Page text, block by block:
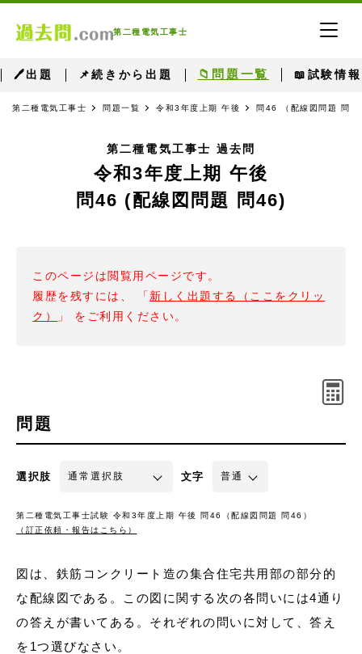
第二種電気工事士
🖊出題 📌続きから出題 📁問題一覧 📖試験情報
第二種電気工事士 問題一覧 令和3年度上期 午後 問46 （配線図問題 問
第二種電気工事士 過去問
令和3年度上期 午後
問46 (配線図問題 問46)
このページは閲覧用ページです。
履歴を残すには、 「 新しく出題する（ここをクリッ
ク）
」 をご利用ください。
問題
選択肢 文字
第二種電気工事士試験 令和3年度上期 午後 問46（配線図問題 問46）
（訂正依頼・報告はこちら）
図は、鉄筋コンクリート造の集合住宅共用部の部分的
な配線図である。この図に関する次の各問いには4通り
の答えが書いてある。それぞれの問いに対して、答え
を1つ選びなさい。